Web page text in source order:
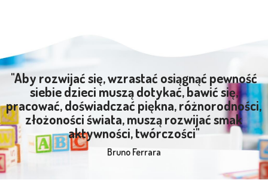
"Aby rozwijać się, wzrastać osiągnąć pewność
siebie dzieci muszą dotykać, bawić się,
pracować, doświadczać piękna, różnorodności,
złożoności świata, muszą rozwijać smak
aktywności, twórczości"
Bruno Ferrara